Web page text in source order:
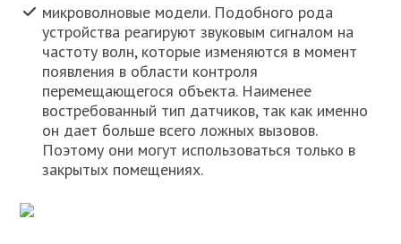
микроволновые модели. Подобного рода
устройства реагируют звуковым сигналом на
частоту волн, которые изменяются в момент
появления в области контроля
перемещающегося объекта. Наименее
востребованный тип датчиков, так как именно
он дает больше всего ложных вызовов.
Поэтому они могут использоваться только в
закрытых помещениях.